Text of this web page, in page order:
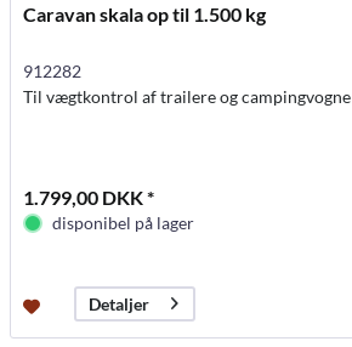
Caravan skala op til 1.500 kg
912282
Til vægtkontrol af trailere og campingvogne
1.799,00 DKK *
disponibel på lager
Detaljer